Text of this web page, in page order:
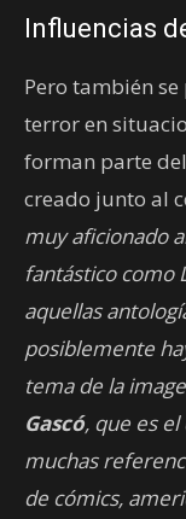
Influencias
Pero también
terror en
forman parte
creado junto al
muy aficionado
fantástico como
aquellas
posiblemente
tema de la
Gascó, que es
muchas
de cómics,